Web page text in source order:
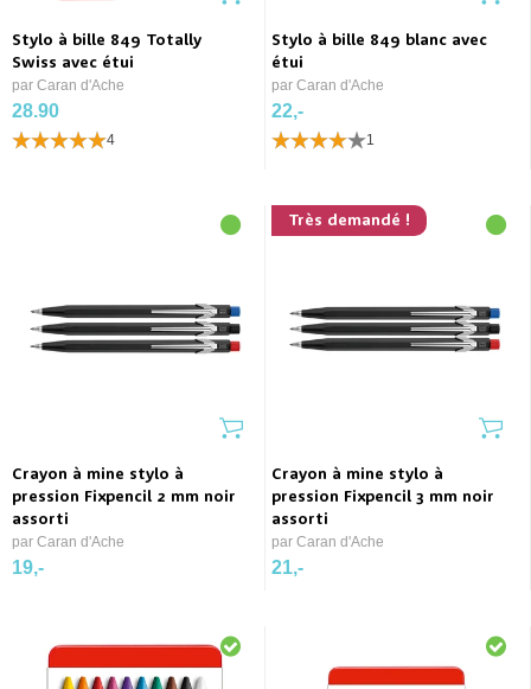
Stylo à bille 849 Totally
Swiss avec étui
par Caran d'Ache
28.90
4
Stylo à bille 849 blanc avec
étui
par Caran d'Ache
22,-
1
Crayon à mine stylo à
pression Fixpencil 2 mm noir
assorti
par Caran d'Ache
19,-
Très demandé !
Crayon à mine stylo à
pression Fixpencil 3 mm noir
assorti
par Caran d'Ache
21,-